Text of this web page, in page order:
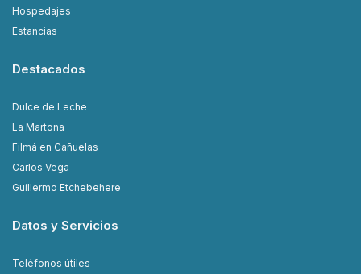
Hospedajes
Estancias
Destacados
Dulce de Leche
La Martona
Filmá en Cañuelas
Carlos Vega
Guillermo Etchebehere
Datos y Servicios
Teléfonos útiles